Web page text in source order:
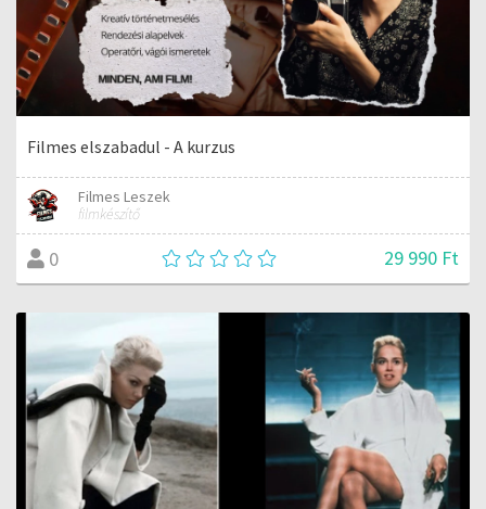
Filmes elszabadul - A kurzus
Filmes Leszek
filmkészítő
0 29 990 Ft